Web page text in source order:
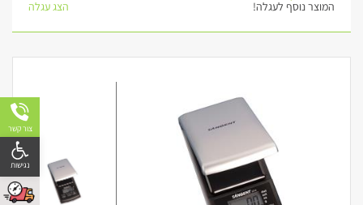
המוצר נוסף לעגלה! הצג עגלה
צור קשר